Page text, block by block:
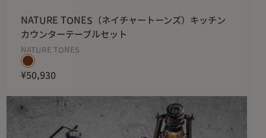
NATURE TONES（ネイチャートーンズ）キッチン
カウンターテーブルセット
NATURE TONES
¥50,930